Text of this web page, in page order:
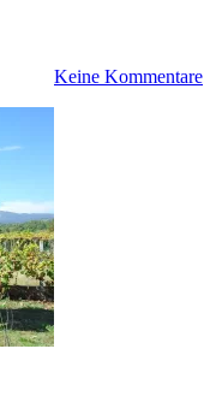
Keine Kommentare